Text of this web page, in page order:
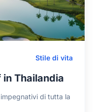
Stile di vita
Thailandia
di tutta la